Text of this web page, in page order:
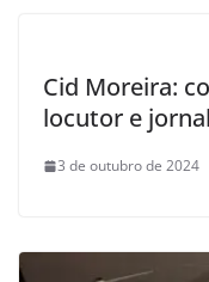
Cid Moreira:
locutor e
3 de outubro de 2024